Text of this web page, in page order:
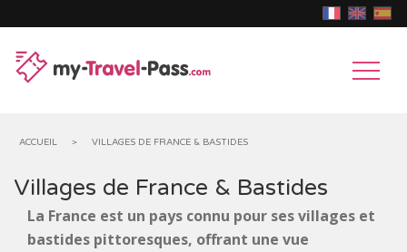
MUSÉES
& CHÂTEAUX
ACCUEIL > VILLAGES DE FRANCE & BASTIDES
Villages de France & Bastides
La France est un pays connu pour ses villages et
bastides pittoresques, offrant une vue